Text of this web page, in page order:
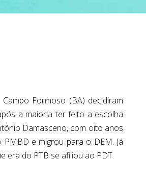
Formoso (BA) decidiram
a maioria ter feito a escolha
Damasceno, com oito anos
PMBD e migrou para o DEM. Já
era do PTB se afiliou ao PDT.